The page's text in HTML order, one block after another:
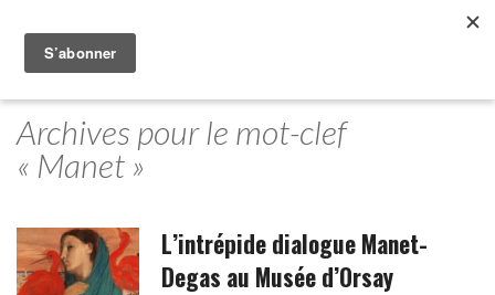
Archives pour le mot-clef
« Manet »
L’intrépide dialogue Manet-
Degas au Musée d’Orsay